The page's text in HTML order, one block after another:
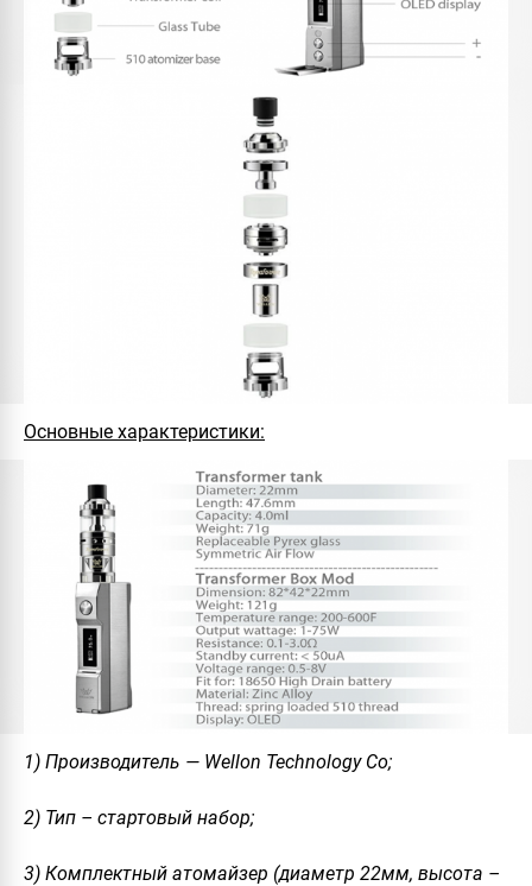
Основные характеристики:
1) Производитель — Wellon Technology Co;
2) Тип – стартовый набор;
3) Комплектный атомайзер (диаметр 22мм, высота –